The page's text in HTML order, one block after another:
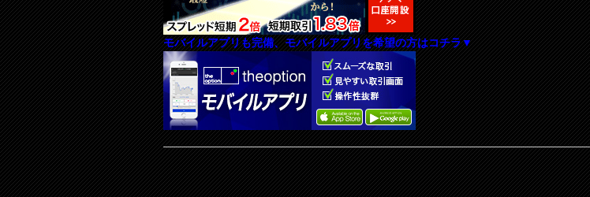
モバイルアプリも完備、モバイルアプリを希望の方はコチラ▼